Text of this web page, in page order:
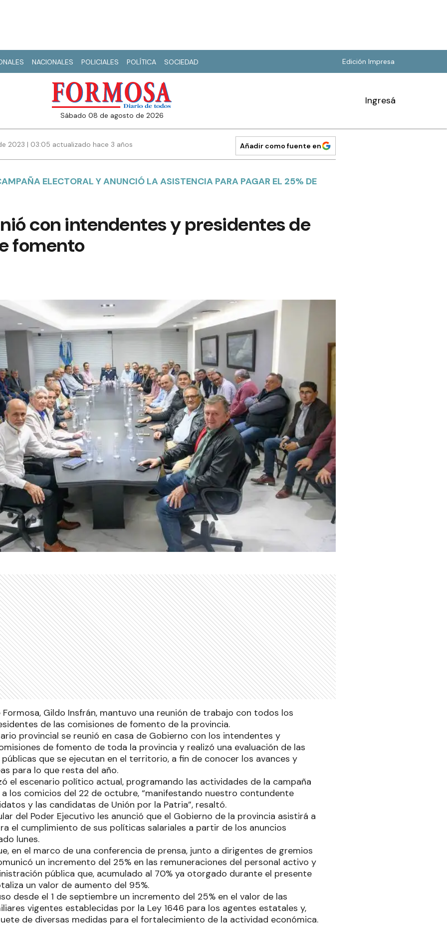
NACIONALES POLICIALES POLÍTICA SOCIEDAD Edición Impresa
sábado 08 de agosto de 2026
Ingresá
2023 | 03:05 actualizado hace 3 años Añadir como fuente en
ELECTORAL Y ANUNCIÓ LA ASISTENCIA PARA PAGAR EL 25% DE
con intendentes y presidentes de
fomento
Gildo Insfrán, mantuvo una reunión de trabajo con todos los
de las comisiones de fomento de la provincia.
provincial se reunió en casa de Gobierno con los intendentes y
de fomento de toda la provincia y realizó una evaluación de las
que se ejecutan en el territorio, a fin de conocer los avances y
para lo que resta del año.
el escenario político actual, programando las actividades de la campaña
los comicios del 22 de octubre, “manifestando nuestro contundente
y las candidatas de Unión por la Patria”, resaltó.
del Poder Ejecutivo les anunció que el Gobierno de la provincia asistirá a
el cumplimiento de sus políticas salariales a partir de los anuncios
lunes.
en el marco de una conferencia de prensa, junto a dirigentes de gremios
un incremento del 25% en las remuneraciones del personal activo y
pública que, acumulado al 70% ya otorgado durante el presente
un valor de aumento del 95%.
desde el 1 de septiembre un incremento del 25% en el valor de las
vigentes establecidas por la Ley 1646 para los agentes estatales y,
de diversas medidas para el fortalecimiento de la actividad económica.